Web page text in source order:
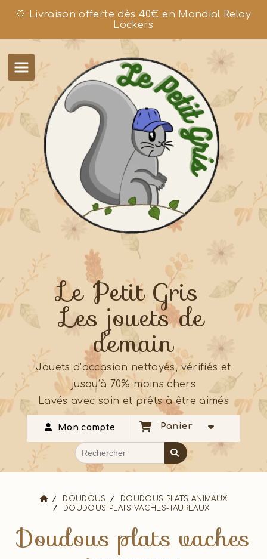
🤍 Livraison offerte dès 40€ en Mondial Relay
Lockers
Le Petit Gris
Les jouets de
demain
Jouets d’occasion nettoyés, vérifiés et
jusqu’à 70% moins chers
Lavés avec soin et prêts à être aimés
Mon compte Panier
DOUDOUS
DOUDOUS PLATS ANIMAUX
DOUDOUS PLATS VACHES-TAUREAUX
Doudous plats vaches